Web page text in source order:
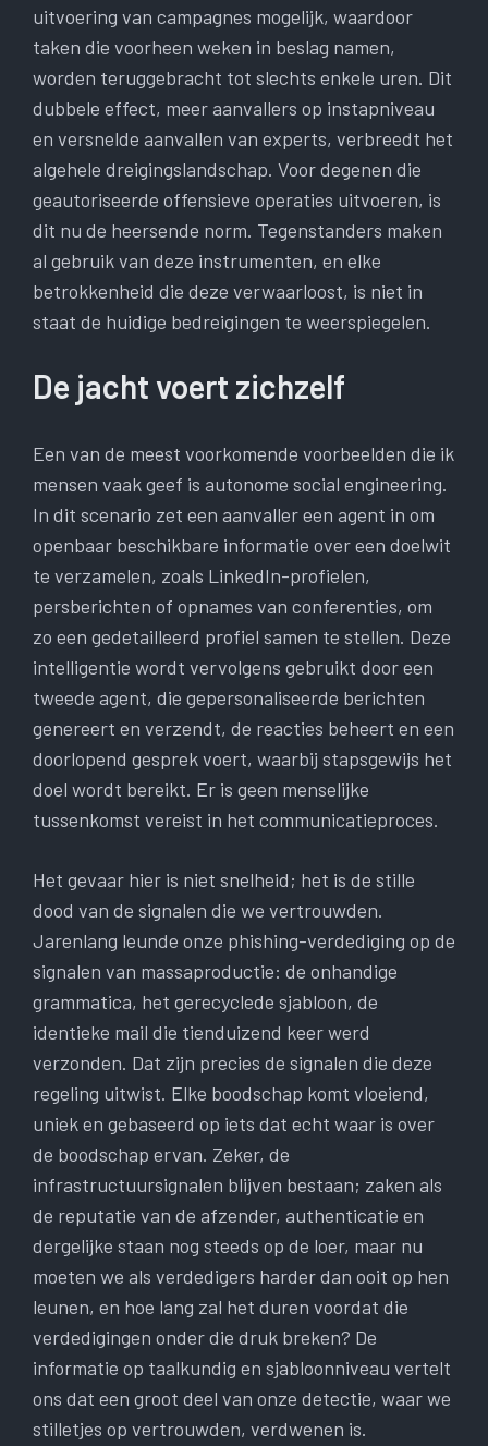
uitvoering van campagnes mogelijk, waardoor
taken die voorheen weken in beslag namen,
worden teruggebracht tot slechts enkele uren. Dit
dubbele effect, meer aanvallers op instapniveau
en versnelde aanvallen van experts, verbreedt het
algehele dreigingslandschap. Voor degenen die
geautoriseerde offensieve operaties uitvoeren, is
dit nu de heersende norm. Tegenstanders maken
al gebruik van deze instrumenten, en elke
betrokkenheid die deze verwaarloost, is niet in
staat de huidige bedreigingen te weerspiegelen.
De jacht voert zichzelf
Een van de meest voorkomende voorbeelden die ik
mensen vaak geef is autonome social engineering.
In dit scenario zet een aanvaller een agent in om
openbaar beschikbare informatie over een doelwit
te verzamelen, zoals LinkedIn-profielen,
persberichten of opnames van conferenties, om
zo een gedetailleerd profiel samen te stellen. Deze
intelligentie wordt vervolgens gebruikt door een
tweede agent, die gepersonaliseerde berichten
genereert en verzendt, de reacties beheert en een
doorlopend gesprek voert, waarbij stapsgewijs het
doel wordt bereikt. Er is geen menselijke
tussenkomst vereist in het communicatieproces.
Het gevaar hier is niet snelheid; het is de stille
dood van de signalen die we vertrouwden.
Jarenlang leunde onze phishing-verdediging op de
signalen van massaproductie: de onhandige
grammatica, het gerecyclede sjabloon, de
identieke mail die tienduizend keer werd
verzonden. Dat zijn precies de signalen die deze
regeling uitwist. Elke boodschap komt vloeiend,
uniek en gebaseerd op iets dat echt waar is over
de boodschap ervan. Zeker, de
infrastructuursignalen blijven bestaan; zaken als
de reputatie van de afzender, authenticatie en
dergelijke staan ​​nog steeds op de loer, maar nu
moeten we als verdedigers harder dan ooit op hen
leunen, en hoe lang zal het duren voordat die
verdedigingen onder die druk breken? De
informatie op taalkundig en sjabloonniveau vertelt
ons dat een groot deel van onze detectie, waar we
stilletjes op vertrouwden, verdwenen is.